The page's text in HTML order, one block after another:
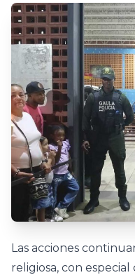
Las acciones
religiosa, con